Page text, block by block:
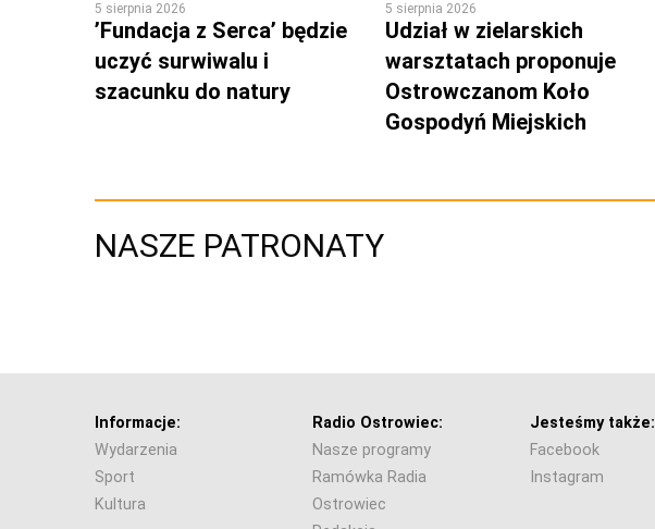
5 sierpnia 2026
’Fundacja z Serca’ będzie
uczyć surwiwalu i
szacunku do natury
5 sierpnia 2026
Udział w zielarskich
warsztatach proponuje
Ostrowczanom Koło
Gospodyń Miejskich
NASZE PATRONATY
Informacje:
Wydarzenia
Sport
Kultura
Radio Ostrowiec:
Nasze programy
Ramówka Radia
Ostrowiec
Jesteśmy także:
Facebook
Instagram